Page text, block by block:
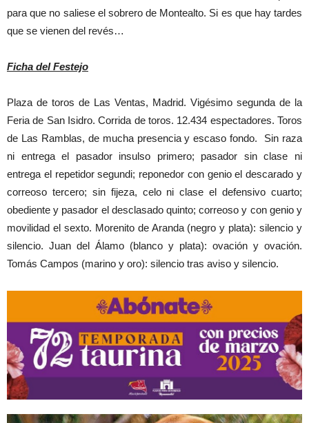
para que no saliese el sobrero de Montealto. Si es que hay tardes
que se vienen del revés…
Ficha del Festejo
Plaza de toros de Las Ventas, Madrid. Vigésimo segunda de la
Feria de San Isidro. Corrida de toros. 12.434 espectadores. Toros
de Las Ramblas, de mucha presencia y escaso fondo. Sin raza
ni entrega el pasador insulso primero; pasador sin clase ni
entrega el repetidor segundi; reponedor con genio el descarado y
correoso tercero; sin fijeza, celo ni clase el defensivo cuarto;
obediente y pasador el desclasado quinto; correoso y con genio y
movilidad el sexto. Morenito de Aranda (negro y plata): silencio y
silencio. Juan del Álamo (blanco y plata): ovación y ovación.
Tomás Campos (marino y oro): silencio tras aviso y silencio.